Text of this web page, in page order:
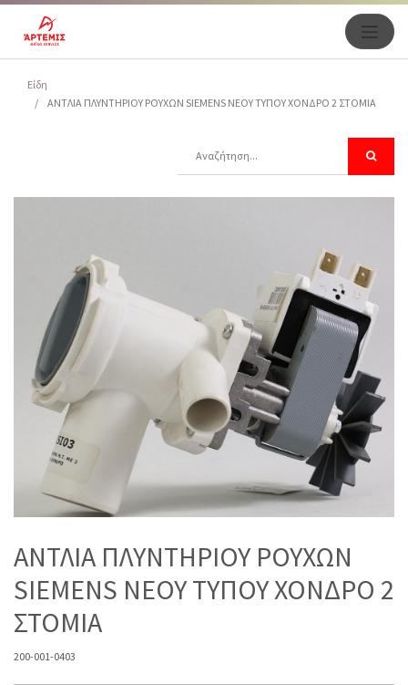
Είδη
ΑΝΤΛΙΑ ΠΛΥΝΤΗΡΙΟΥ ΡΟΥΧΩΝ SIEMENS NΕΟΥ TΥΠΟΥ ΧΟΝΔΡΟ 2 ΣΤΟΜΙΑ
ΑΝΤΛΙΑ ΠΛΥΝΤΗΡΙΟΥ ΡΟΥΧΩΝ
SIEMENS NΕΟΥ TΥΠΟΥ ΧΟΝΔΡΟ 2
ΣΤΟΜΙΑ
200-001-0403